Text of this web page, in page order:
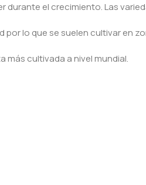
el crecimiento. Las
lo que se suelen cultivar en
más cultivada a nivel mundial.